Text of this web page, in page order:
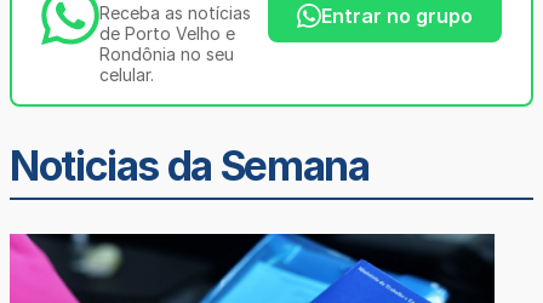
Receba as notícias
de Porto Velho e
Rondônia no seu
celular.
Entrar no grupo
Noticias da Semana